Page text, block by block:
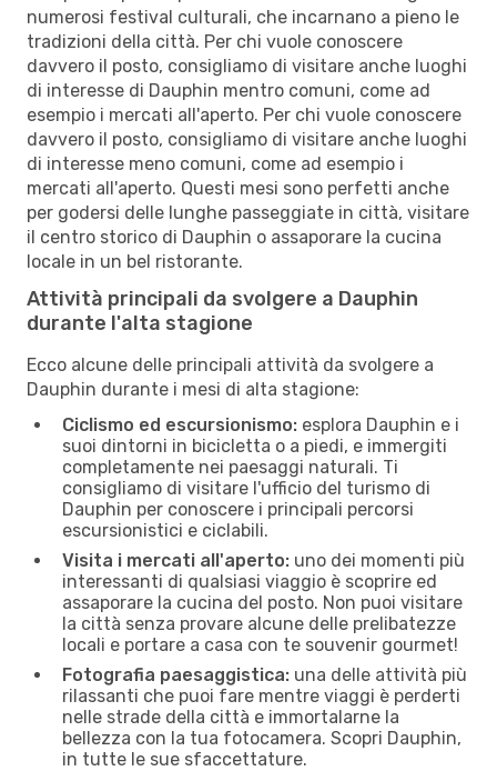
numerosi festival culturali, che incarnano a pieno le
tradizioni della città. Per chi vuole conoscere
davvero il posto, consigliamo di visitare anche luoghi
di interesse di Dauphin mentro comuni, come ad
esempio i mercati all'aperto. Per chi vuole conoscere
davvero il posto, consigliamo di visitare anche luoghi
di interesse meno comuni, come ad esempio i
mercati all'aperto. Questi mesi sono perfetti anche
per godersi delle lunghe passeggiate in città, visitare
il centro storico di Dauphin o assaporare la cucina
locale in un bel ristorante.
Attività principali da svolgere a Dauphin
durante l'alta stagione
Ecco alcune delle principali attività da svolgere a
Dauphin durante i mesi di alta stagione:
Ciclismo ed escursionismo: esplora Dauphin e i
suoi dintorni in bicicletta o a piedi, e immergiti
completamente nei paesaggi naturali. Ti
consigliamo di visitare l'ufficio del turismo di
Dauphin per conoscere i principali percorsi
escursionistici e ciclabili.
Visita i mercati all'aperto: uno dei momenti più
interessanti di qualsiasi viaggio è scoprire ed
assaporare la cucina del posto. Non puoi visitare
la città senza provare alcune delle prelibatezze
locali e portare a casa con te souvenir gourmet!
Fotografia paesaggistica: una delle attività più
rilassanti che puoi fare mentre viaggi è perderti
nelle strade della città e immortalarne la
bellezza con la tua fotocamera. Scopri Dauphin,
in tutte le sue sfaccettature.